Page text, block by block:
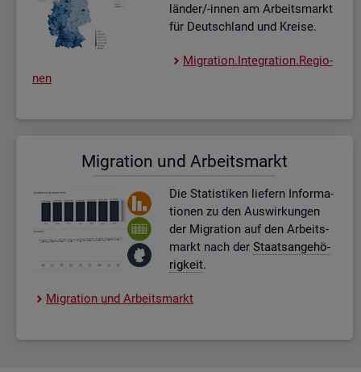
län­der/-innen am Ar­beits­markt
für Deutsch­land und Krei­se.
Mi­gra­ti­on.In­te­gra­ti­on.Re­gio­
nen
Mi­gra­ti­on und Ar­beits­markt
Die Sta­tis­ti­ken lie­fern In­for­ma­
tio­nen zu den Aus­wir­kun­gen
der Mi­gra­ti­on auf den Ar­beits­
markt nach der Staats­an­ge­hö­
rig­keit.
Mi­gra­ti­on und Ar­beits­markt